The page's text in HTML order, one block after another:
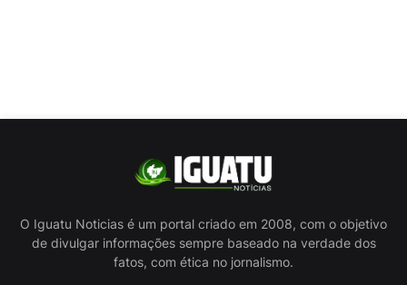
O Iguatu Noticias é um portal criado em 2008, com o objetivo
de divulgar informações sempre baseado na verdade dos
fatos, com ética no jornalismo.